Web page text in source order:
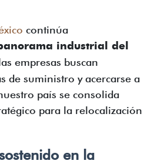
continúa
industrial del
empresas buscan
de suministro y acercarse a
país se consolida
para la relocalización
en la